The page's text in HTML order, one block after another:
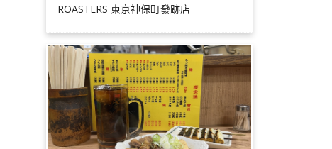
ROASTERS 東京神保町發跡店